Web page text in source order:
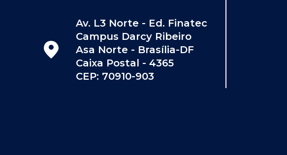
Av. L3 Norte - Ed. Finatec
Campus Darcy Ribeiro
Asa Norte - Brasília-DF
Caixa Postal - 4365
CEP: 70910-903